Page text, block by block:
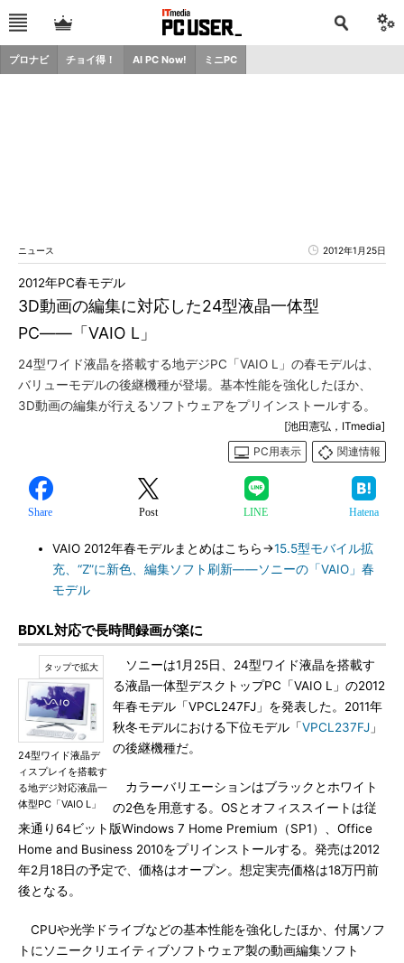
プロナビ チョイ得！ AI PC Now! ミニPC
ニュース 2012年1月25日
3D動画の編集に対応した24型液晶一体型
PC――「VAIO L」
2012年PC春モデル
24型ワイド液晶を搭載する地デジPC「VAIO L」の春モデルは、
バリューモデルの後継機種が登場。基本性能を強化したほか、
3D動画の編集が行えるソフトウェアをプリインストールする。
[池田憲弘，ITmedia]
PC用表示
関連情報
Share Post LINE Hatena
VAIO 2012年春モデルまとめはこちら→15.5型モバイル拡
充、“Z”に新色、編集ソフト刷新――ソニーの「VAIO」春
モデル
BDXL対応で長時間録画が楽に
24型ワイド液晶デ
ィスプレイを搭載す
る地デジ対応液晶一
体型PC「VAIO L」
ソニーは1月25日、24型ワイド液晶を搭載す
る液晶一体型デスクトップPC「VAIO L」の2012
年春モデル「VPCL247FJ」を発表した。2011年
秋冬モデルにおける下位モデル「VPCL237FJ 」
の後継機種だ。
カラーバリエーションはブラックとホワイト
の2色を用意する。OSとオフィススイートは従
来通り64ビット版Windows 7 Home Premium（SP1）、Office
Home and Business 2010をプリインストールする。発売は2012
年2月18日の予定で、価格はオープン。想定実売価格は18万円前
後となる。
CPUや光学ドライブなどの基本性能を強化したほか、付属ソフ
トにソニークリエイティブソフトウェア製の動画編集ソフト